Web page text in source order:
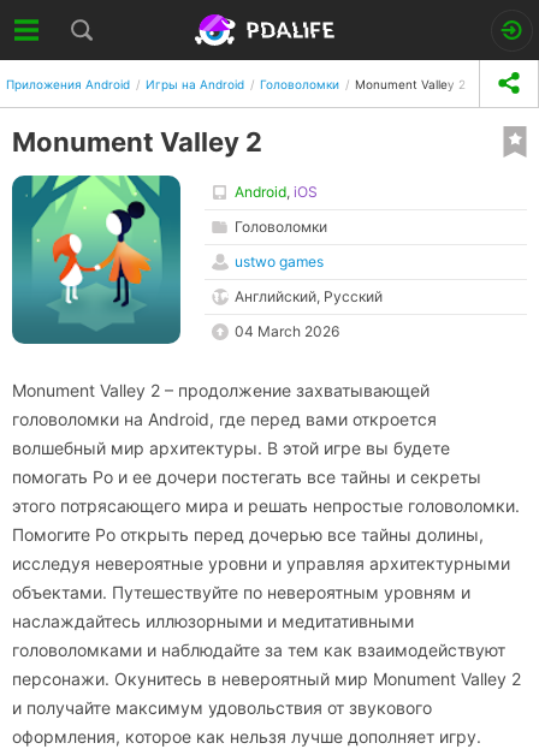
Приложения Android Игры на Android Головоломки Monument Valley 2
Monument Valley 2
Android, iOS
Головоломки
ustwo games
Английский, Русский
04 March 2026
Monument Valley 2 – продолжение захватывающей
головоломки на Android, где перед вами откроется
волшебный мир архитектуры. В этой игре вы будете
помогать Ро и ее дочери постегать все тайны и секреты
этого потрясающего мира и решать непростые головоломки.
Помогите Ро открыть перед дочерью все тайны долины,
исследуя невероятные уровни и управляя архитектурными
объектами. Путешествуйте по невероятным уровням и
наслаждайтесь иллюзорными и медитативными
головоломками и наблюдайте за тем как взаимодействуют
персонажи. Окунитесь в невероятный мир Monument Valley 2
и получайте максимум удовольствия от звукового
оформления, которое как нельзя лучше дополняет игру.